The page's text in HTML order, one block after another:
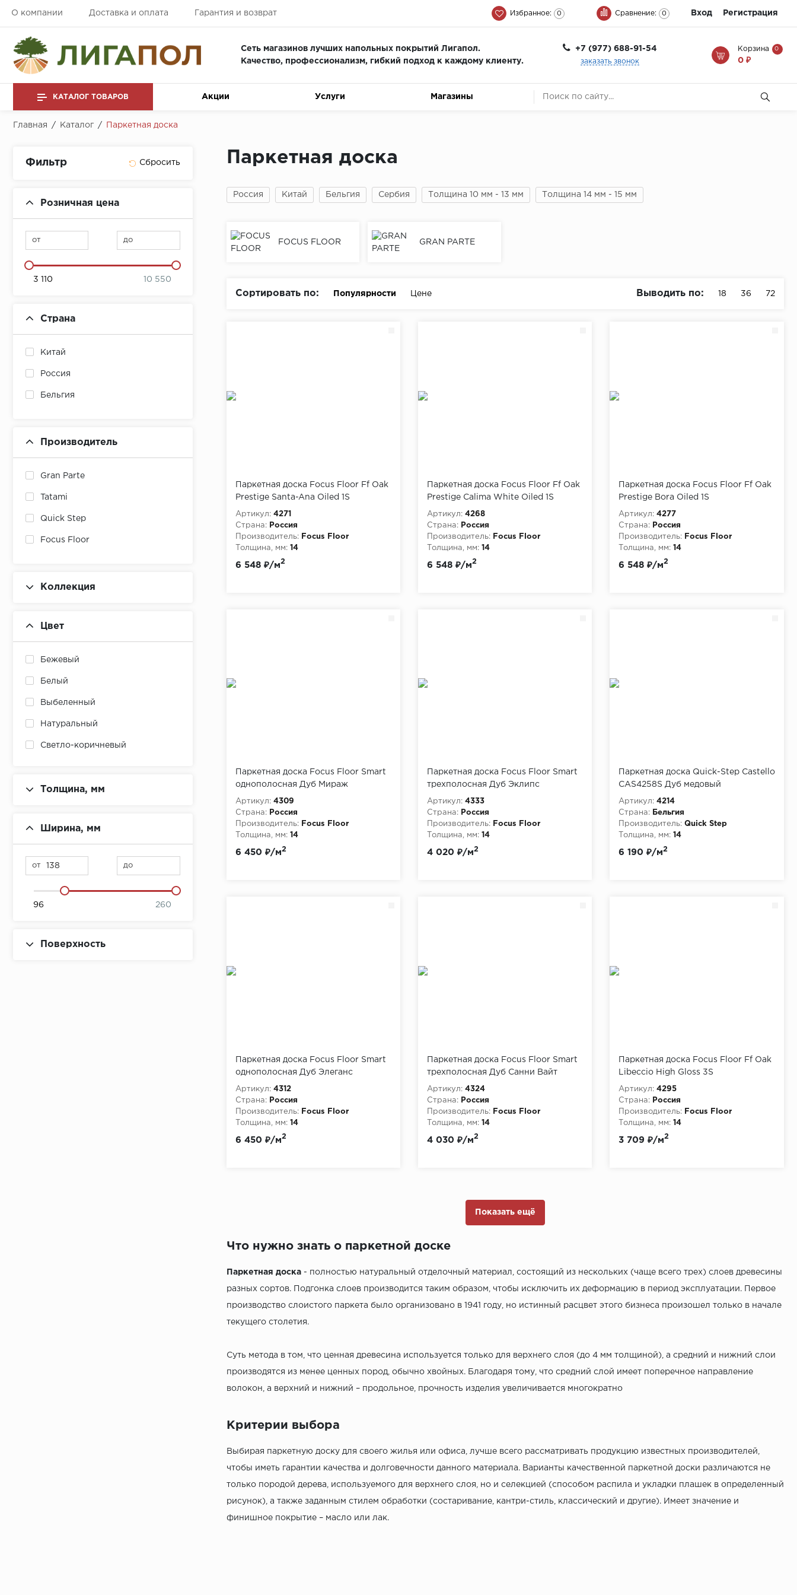
О компании Доставка и оплата Гарантия и возврат Избранное: 0 Сравнение: 0 Вход Регистрация
Сеть магазинов лучших напольных покрытий Лигапол.
Качество, профессионализм, гибкий подход к каждому клиенту.
+7 (977) 688-91-54
заказать звонок
Корзина 0
0 ₽
КАТАЛОГ ТОВАРОВ Акции Услуги Магазины
Главная / Каталог / Паркетная доска
Фильтр
Розничная цена
от до
3 110 10 550
Страна
Китай
Россия
Бельгия
Производитель
Gran Parte
Tatami
Quick Step
Focus Floor
Коллекция
Цвет
Бежевый
Белый
Выбеленный
Натуральный
Светло-коричневый
Серо-коричневый
Серый
Черный
Коричневый
Толщина, мм
Ширина, мм
от до
96 260
Поверхность
Паркетная доска
Россия Китай Бельгия Сербия Толщина 10 мм - 13 мм Толщина 14 мм - 15 мм
FOCUS FLOOR GRAN PARTE
Сортировать по: Популярности Цене Выводить по: 18 36 72
Паркетная доска Focus Floor Ff Oak
Prestige Santa-Ana Oiled 1S
Артикул: 4271
Страна:
Россия
Производитель:
Focus Floor
Толщина, мм: 14
6 548 ₽/м2
Паркетная доска Focus Floor Ff Oak
Prestige Calima White Oiled 1S
Артикул: 4268
Страна:
Россия
Производитель:
Focus Floor
Толщина, мм: 14
6 548 ₽/м2
Паркетная доска Focus Floor Ff Oak
Prestige Bora Oiled 1S
Артикул: 4277
Страна:
Россия
Производитель:
Focus Floor
Толщина, мм: 14
6 548 ₽/м2
Паркетная доска Focus Floor Smart
однополосная Дуб Мираж
Артикул: 4309
Страна:
Россия
Производитель:
Focus Floor
Толщина, мм: 14
6 450 ₽/м2
Паркетная доска Focus Floor Smart
трехполосная Дуб Эклипс
Артикул: 4333
Страна:
Россия
Производитель:
Focus Floor
Толщина, мм: 14
4 020 ₽/м2
Паркетная доска Quick-Step Castello
CAS4258S Дуб медовый
промасленный
Артикул: 4214
Страна:
Бельгия
Производитель: Quick Step
Толщина, мм: 14
6 190 ₽/м2
Паркетная доска Focus Floor Smart
однополосная Дуб Элеганс
Артикул: 4312
Страна:
Россия
Производитель:
Focus Floor
Толщина, мм: 14
6 450 ₽/м2
Паркетная доска Focus Floor Smart
трехполосная Дуб Санни Вайт
Артикул: 4324
Страна:
Россия
Производитель:
Focus Floor
Толщина, мм: 14
4 030 ₽/м2
Паркетная доска Focus Floor Ff Oak
Libeccio High Gloss 3S
Артикул: 4295
Страна:
Россия
Производитель:
Focus Floor
Толщина, мм: 14
3 709 ₽/м2
Показать ещё
Что нужно знать о паркетной доске
Паркетная доска - полностью натуральный отделочный материал, состоящий из нескольких (чаще всего трех) слоев древесины
разных сортов. Подгонка слоев производится таким образом, чтобы исключить их деформацию в период эксплуатации. Первое
производство слоистого паркета было организовано в 1941 году, но истинный расцвет этого бизнеса произошел только в начале
текущего столетия.
Суть метода в том, что ценная древесина используется только для верхнего слоя (до 4 мм толщиной), а средний и нижний слои
производятся из менее ценных пород, обычно хвойных. Благодаря тому, что средний слой имеет поперечное направление
волокон, а верхний и нижний – продольное, прочность изделия увеличивается многократно
Критерии выбора
Выбирая паркетную доску для своего жилья или офиса, лучше всего рассматривать продукцию известных производителей,
чтобы иметь гарантии качества и долговечности данного материала. Варианты качественной паркетной доски различаются не
только породой дерева, используемого для верхнего слоя, но и селекцией (способом распила и укладки плашек в определенный
рисунок), а также заданным стилем обработки (состаривание, кантри-стиль, классический и другие). Имеет значение и
финишное покрытие – масло или лак.